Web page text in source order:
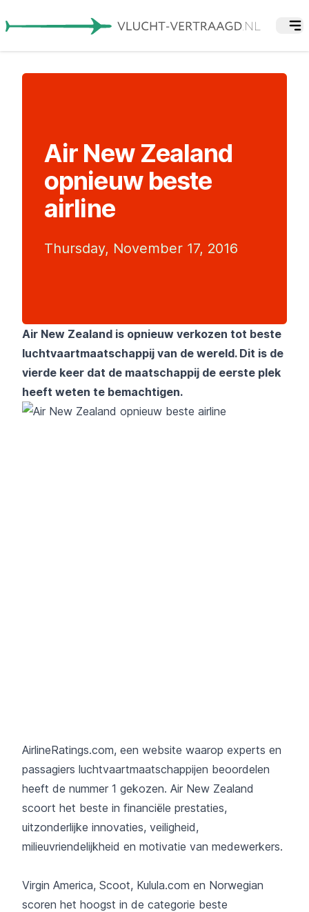
Air New Zealand
opnieuw beste
airline
Thursday, November 17, 2016
Air New Zealand is opnieuw verkozen tot beste
luchtvaartmaatschappij van de wereld. Dit is de
vierde keer dat de maatschappij de eerste plek
heeft weten te bemachtigen.
AirlineRatings.com, een website waarop experts en
passagiers luchtvaartmaatschappijen beoordelen
heeft de nummer 1 gekozen. Air New Zealand
scoort het beste in financiële prestaties,
uitzonderlijke innovaties, veiligheid,
milieuvriendelijkheid en motivatie van medewerkers.
Virgin America, Scoot, Kulula.com en Norwegian
scoren het hoogst in de categorie beste